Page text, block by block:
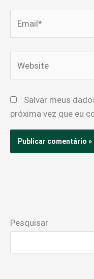
Salvar meus
próxima vez que eu
Pesquisar